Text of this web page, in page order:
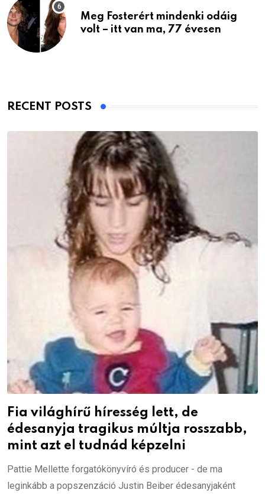
Meg Fosterért mindenki odáig
volt – itt van ma, 77 évesen
RECENT POSTS
Fia világhírű híresség lett, de
édesanyja tragikus múltja rosszabb,
mint azt el tudnád képzelni
Pattie Mellette forgatókönyvíró és producer - de ma
leginkább a popszenzáció Justin Beiber édesanyjaként